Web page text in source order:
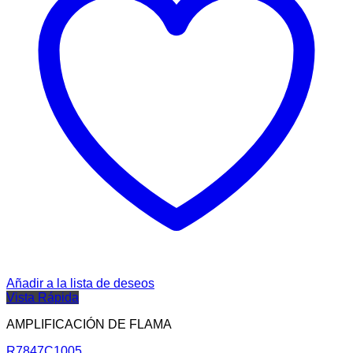
Añadir a la lista de deseos
Vista Rápida
AMPLIFICACIÓN DE FLAMA